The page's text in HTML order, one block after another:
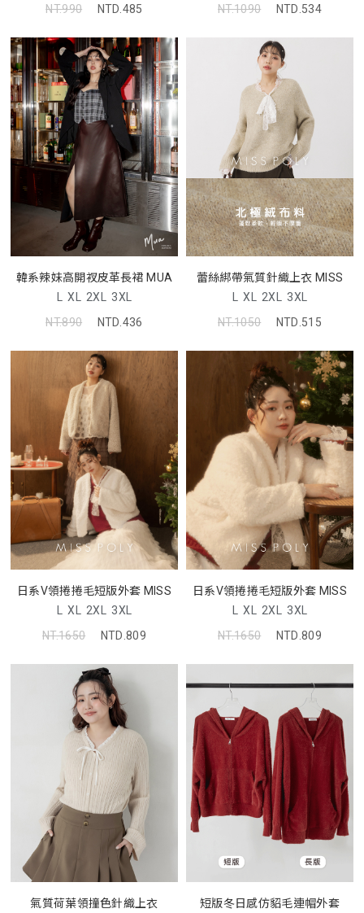
NT.990
NTD.485
NT.1090
NTD.534
韓系辣妹高開衩皮革長裙 MUA
L XL 2XL 3XL
NT.890
NTD.436
蕾絲綁帶氣質針織上衣 MISS
L XL 2XL 3XL
NT.1050
NTD.515
日系V領捲捲毛短版外套 MISS
L XL 2XL 3XL
NT.1650
NTD.809
日系V領捲捲毛短版外套 MISS
L XL 2XL 3XL
NT.1650
NTD.809
氣質荷葉領撞色針織上衣 短版冬日感仿貂毛連帽外套